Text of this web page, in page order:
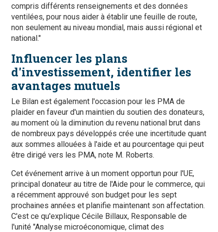
compris différents renseignements et des données
ventilées, pour nous aider à établir une feuille de route,
non seulement au niveau mondial, mais aussi régional et
national."
Influencer les plans
d'investissement, identifier les
avantages mutuels
Le Bilan est également l'occasion pour les PMA de
plaider en faveur d'un maintien du soutien des donateurs,
au moment où la diminution du revenu national brut dans
de nombreux pays développés crée une incertitude quant
aux sommes allouées à l'aide et au pourcentage qui peut
être dirigé vers les PMA, note M. Roberts.
Cet événement arrive à un moment opportun pour l'UE,
principal donateur au titre de l'Aide pour le commerce, qui
a récemment approuvé son budget pour les sept
prochaines années et planifie maintenant son affectation.
C'est ce qu'explique Cécile Billaux, Responsable de
l'unité "Analyse microéconomique, climat des